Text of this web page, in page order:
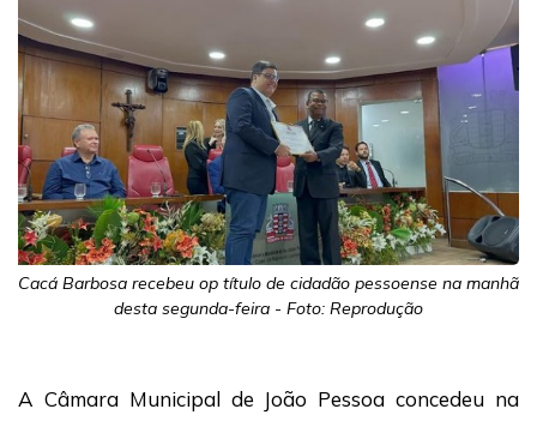
Cacá Barbosa recebeu op título de cidadão pessoense na manhã
desta segunda-feira - Foto: Reprodução
A Câmara Municipal de João Pessoa concedeu na